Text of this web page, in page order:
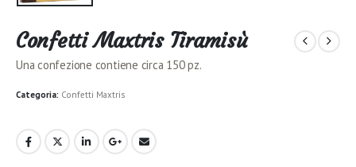
Confetti Maxtris Tiramisù
Una confezione contiene circa 150 pz.
Categoria: Confetti Maxtris